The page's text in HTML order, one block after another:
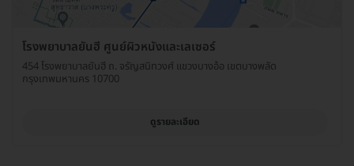
โรงพยาบาลยันฮี ศูนย์ผิวหนังและเลเซอร์
454 โรงพยาบาลยันฮี ถ. จรัญสนิทวงศ์ แขวงบางอ้อ เขตบางพลัด
กรุงเทพมหานคร 10700
ดูรายละเอียด